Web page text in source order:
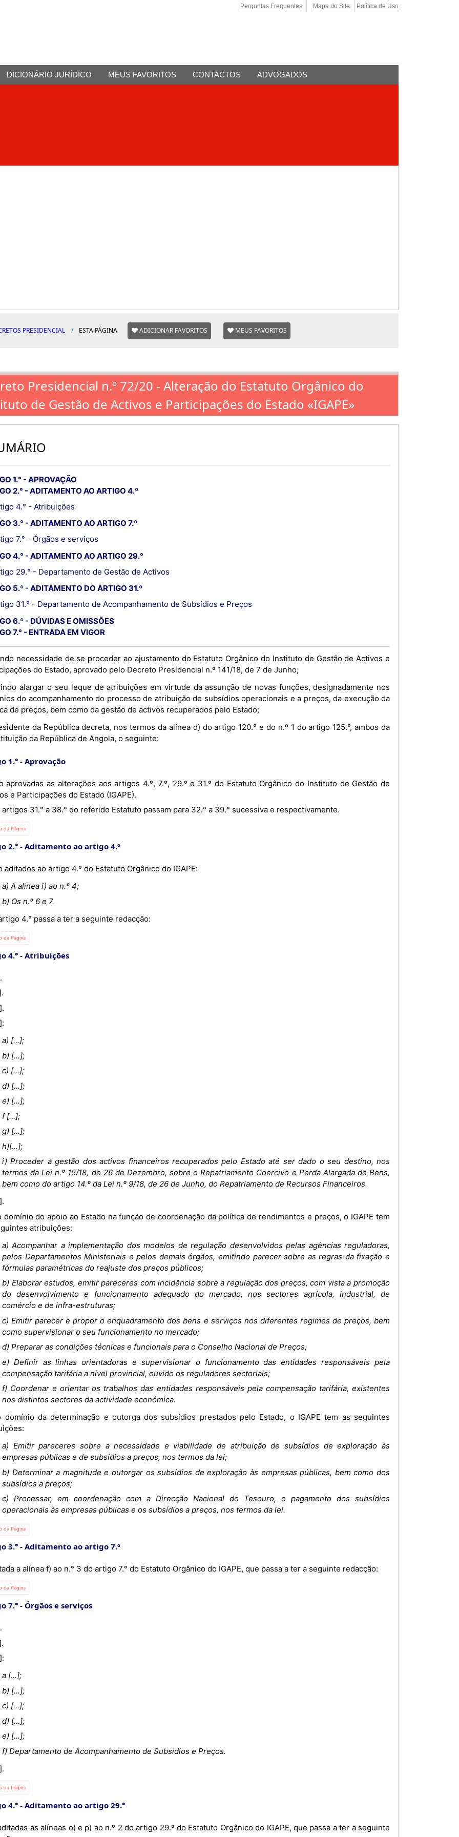
Perguntas Frequentes Mapa do Site Política de Uso
DICIONÁRIO JURÍDICO MEUS FAVORITOS CONTACTOS ADVOGADOS
PRESIDENCIAL ESTA PÁGINA ADICIONAR FAVORITOS MEUS FAVORITOS
Presidencial n.º 72/20 - Alteração do Estatuto Orgânico do
de Gestão de Activos e Participações do Estado «IGAPE»
1.° - APROVAÇÃO
2.° - ADITAMENTO AO ARTIGO 4.º
4.° - Atribuições
3.° - ADITAMENTO AO ARTIGO 7.º
7.° - Órgãos e serviços
4.° - ADITAMENTO AO ARTIGO 29.°
29.° - Departamento de Gestão de Activos
5.º - ADITAMENTO DO ARTIGO 31.º
31.° - Departamento de Acompanhamento de Subsídios e Preços
6.º - DÚVIDAS E OMISSÕES
7.° - ENTRADA EM VIGOR
necessidade de se proceder ao ajustamento do Estatuto Orgânico do Instituto de Gestão de Activos e
do Estado, aprovado pelo Decreto Presidencial n.º 141/18, de 7 de Junho;
alargar o seu leque de atribuições em virtude da assunção de novas funções, designadamente nos
do acompanhamento do processo de atribuição de subsídios operacionais e a preços, da execução da
de preços, bem como da gestão de activos recuperados pelo Estado;
da República decreta, nos termos da alínea d) do artigo 120.° e do n.º 1 do artigo 125.°, ambos da
da República de Angola, o seguinte:
1.° Aprovação
e Participações do Estado (IGAPE).
artigos 31.° a 38.° do referido Estatuto passam para 32.° a 39.° sucessiva e respectivamente.
da Página
2.° Aditamento ao artigo 4.º
aditados ao artigo 4.º do Estatuto Orgânico do IGAPE:
a) A alínea i) ao n.º 4;
b) Os n.º 6 e 7.
artigo 4.° passa a ter a seguinte redacção:
da Página
4.° Atribuições
a) [...];
b) [...];
c) [...];
d) [...];
e) [...];
f [...];
g) [...];
h)[...];
i) Proceder à gestão dos activos financeiros recuperados pelo Estado até ser dado o seu destino, nos
termos da Lei n.º 15/18, de 26 de Dezembro, sobre o Repatriamento Coercivo e Perda Alargada de Bens,
bem como do artigo 14.º da Lei n.º 9/18, de 26 de Junho, do Repatriamento de Recursos Financeiros.
atribuições:
a) Acompanhar a implementação dos modelos de regulação desenvolvidos pelas agências reguladoras,
pelos Departamentos Ministeriais e pelos demais órgãos, emitindo parecer sobre as regras da fixação e
fórmulas paramétricas do reajuste dos preços públicos;
b) Elaborar estudos, emitir pareceres com incidência sobre a regulação dos preços, com vista a promoção
do desenvolvimento e funcionamento adequado do mercado, nos sectores agrícola, industrial, de
comércio e de infra-estruturas;
c) Emitir parecer e propor o enquadramento dos bens e serviços nos diferentes regimes de preços, bem
como supervisionar o seu funcionamento no mercado;
d) Preparar as condições técnicas e funcionais para o Conselho Nacional de Preços;
e) Definir as linhas orientadoras e supervisionar o funcionamento das entidades responsáveis pela
compensação tarifária a nível provincial, ouvido os reguladores sectoriais;
f) Coordenar e orientar os trabalhos das entidades responsáveis pela compensação tarifária, existentes
nos distintos sectores da actividade económica.
a) Emitir pareceres sobre a necessidade e viabilidade de atribuição de subsídios de exploração às
empresas públicas e de subsídios a preços, nos termos da lei;
b) Determinar a magnitude e outorgar os subsídios de exploração às empresas públicas, bem como dos
subsídios a preços;
c) Processar, em coordenação com a Direcção Nacional do Tesouro, o pagamento dos subsídios
operacionais às empresas públicas e os subsídios a preços, nos termos da lei.
da Página
3.° Aditamento ao artigo 7.º
a alínea f) ao n.° 3 do artigo 7.° do Estatuto Orgânico do IGAPE, que passa a ter a seguinte redacção:
da Página
7.° Órgãos e serviços
a [...];
b) [...];
c) [...];
d) [...];
e) [...];
f) Departamento de Acompanhamento de Subsídios e Preços.
da Página
4.° Aditamento ao artigo 29.°
as alíneas o) e p) ao n.º 2 do artigo 29.º do Estatuto Orgânico do IGAPE, que passa a ter a seguinte